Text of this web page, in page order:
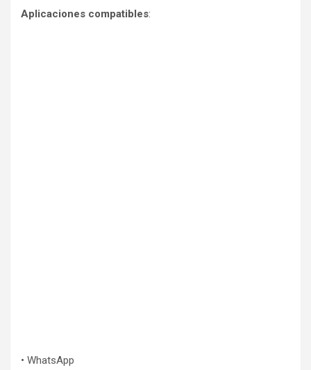
Aplicaciones compatibles:
• WhatsApp